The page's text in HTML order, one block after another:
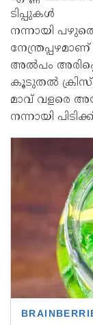
ടിപ്പുകൾ
നന്നായി
അൽപം
കൂടുതൽ
മാവ് വളരെ
നന്നായി